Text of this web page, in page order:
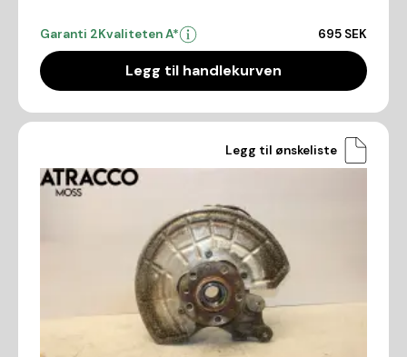
Garanti 2Kvaliteten A* 695 SEK
Legg til handlekurven
Legg til ønskeliste